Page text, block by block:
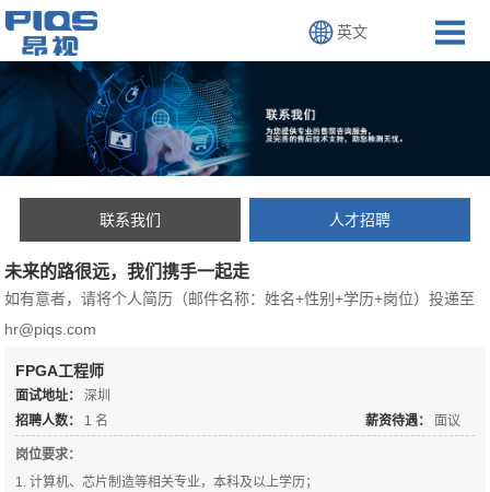
英文
联系我们 人才招聘
未来的路很远，我们携手一起走
如有意者，请将个人简历（邮件名称：姓名+性别+学历+岗位）投递至
hr@piqs.com
FPGA工程师
面试地址：
深圳
招聘人数：
1 名 薪资待遇： 面议
岗位要求：
1. 计算机、芯片制造等相关专业，本科及以上学历；